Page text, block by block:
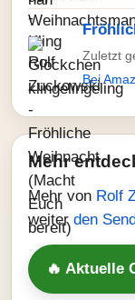
Zuletzt
Bei
Mehr
Mehr von Rolf
weiter den
🔥 Aktuelle